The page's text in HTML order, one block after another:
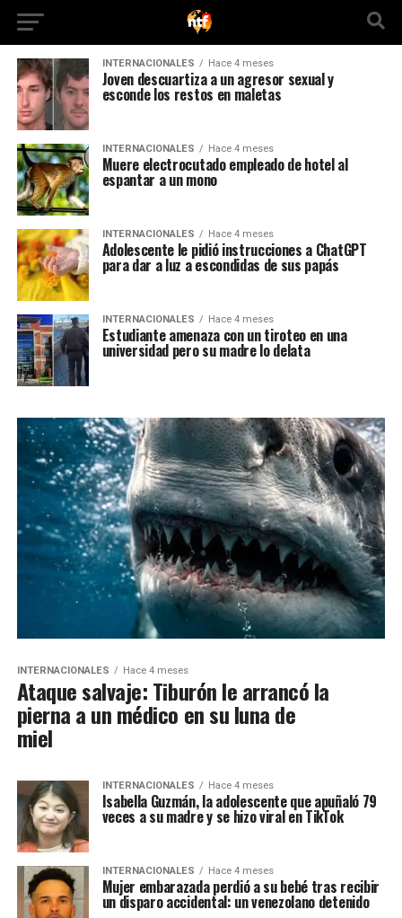
INTERNACIONALES Hace 4 meses
Joven descuartiza a un agresor sexual y
esconde los restos en maletas
INTERNACIONALES Hace 4 meses
Muere electrocutado empleado de hotel al
espantar a un mono
INTERNACIONALES Hace 4 meses
Adolescente le pidió instrucciones a ChatGPT
para dar a luz a escondidas de sus papás
INTERNACIONALES Hace 4 meses
Estudiante amenaza con un tiroteo en una
universidad pero su madre lo delata
INTERNACIONALES Hace 4 meses
Ataque salvaje: Tiburón le arrancó la
pierna a un médico en su luna de
miel
INTERNACIONALES Hace 4 meses
Isabella Guzmán, la adolescente que apuñaló 79
veces a su madre y se hizo viral en TikTok
INTERNACIONALES Hace 4 meses
Mujer embarazada perdió a su bebé tras recibir
un disparo accidental: un venezolano detenido